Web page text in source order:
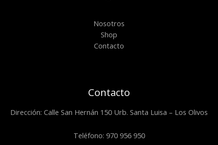
Nosotros
Shop
Contacto
Contacto
Dirección: Calle San Hernán 150 Urb. Santa Luisa – Los Olivos
Teléfono: 970 956 950